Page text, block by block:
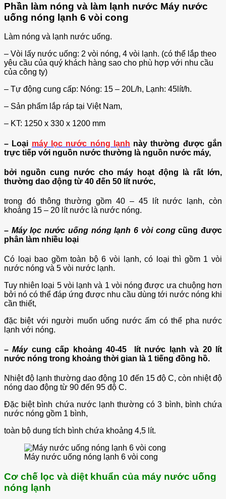
Phần làm nóng và làm lạnh nước Máy nước
uống nóng lạnh 6 vòi cong
Làm nóng và lạnh nước uống.
– Vòi lấy nước uống: 2 vòi nóng, 4 vòi lạnh. (có thể lắp theo
yêu cầu của quý khách hàng sao cho phù hợp với nhu cầu
của công ty)
– Tự động cung cấp: Nóng: 15 – 20L/h, Lạnh: 45lít/h.
– Sản phẩm lắp ráp tại Việt Nam,
– KT: 1250 x 330 x 1200 mm
– Loại máy lọc nước nóng lạnh này thường được gắn
trực tiếp với nguồn nước thường là nguồn nước máy,
bởi nguồn cung nước cho máy hoạt động là rất lớn,
thường dao động từ 40 đến 50 lít nước,
trong đó thông thường gồm 40 – 45 lít nước lạnh, còn
khoảng 15 – 20 lít nước là nước nóng.
– Máy lọc nước uống nóng lạnh 6 vòi congcũng được
phân làm nhiều loại
Có loại bao gồm toàn bộ 6 vòi lạnh, có loại thì gồm 1 vòi
nước nóng và 5 vòi nước lạnh.
Tuy nhiên loại 5 vòi lạnh và 1 vòi nóng được ưa chuộng hơn
bởi nó có thể đáp ứng được nhu cầu dùng tới nước nóng khi
cần thiết,
đặc biệt với người muốn uống nước ấm có thể pha nước
lạnh với nóng.
–Máy cung cấp khoảng 40-45 lít nước lạnh và 20 lít
nước nóng trong khoảng thời gian là 1 tiếng đồng hồ.
Nhiệt độ lạnh thường dao động 10 đến 15 độ C, còn nhiệt độ
nóng dao động từ 90 đến 95 độ C.
Đặc biệt bình chứa nước lạnh thường có 3 bình, bình chứa
nước nóng gồm 1 bình,
toàn bộ dung tích bình chứa khoảng 4,5 lít.
Máy nước uống nóng lạnh 6 vòi cong
Cơ chế lọc và diệt khuẩn của máy nước uống
nóng lạnh